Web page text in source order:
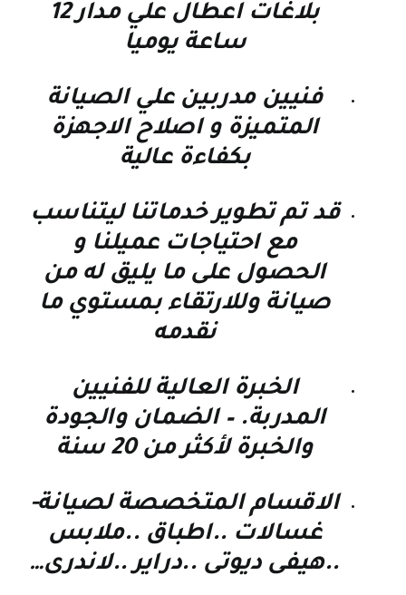
بلاغات اعطال علي مدار 12
ساعة يوميا
فنيين مدربين علي الصيانة
المتميزة و اصلاح الاجهزة
بكفاءة عالية
قد تم تطوير خدماتنا ليتناسب
مع احتياجات عميلنا و
الحصول على ما يليق له من
صيانة وللارتقاء بمستوي ما
نقدمه
الخبرة العالية للفنيين
المدربة. – الضمان والجودة
والخبرة لأكثر من 20 سنة
الاقسام المتخصصة لصيانة-
غسالات ..اطباق ..ملابس
..هيفى ديوتى ..دراير ..لاندرى…